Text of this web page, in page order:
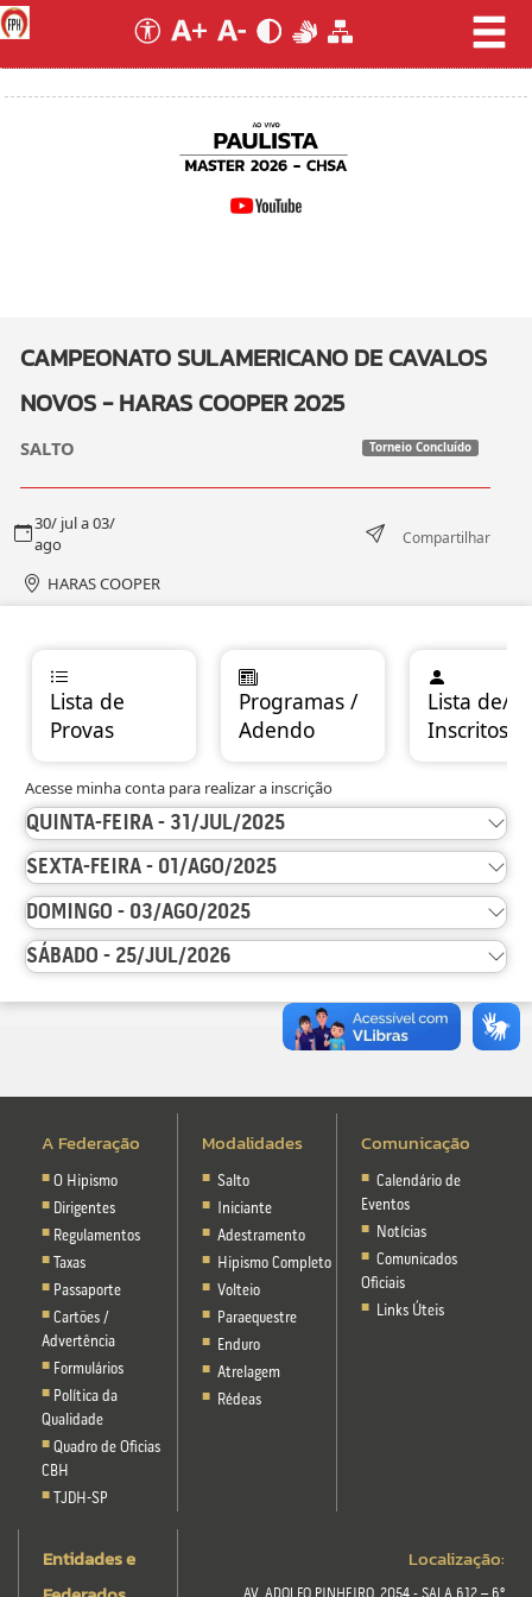
CAMPEONATO SULAMERICANO DE CAVALOS
NOVOS - HARAS COOPER 2025
SALTO Torneio Concluído
30/ jul a 03/
ago
Compartilhar
HARAS COOPER
Lista de
Provas
Programas /
Adendo
Lista de/
Inscritos
Acesse minha conta para realizar a inscrição
QUINTA-FEIRA - 31/JUL/2025
SEXTA-FEIRA - 01/AGO/2025
DOMINGO - 03/AGO/2025
SÁBADO - 25/JUL/2026
A Federação
O Hipismo
Dirigentes
Regulamentos
Taxas
Passaporte
Cartões /
Advertência
Formulários
Política da
Qualidade
Quadro de Oficias
CBH
TJDH-SP
Modalidades
Salto
Iniciante
Adestramento
Hipismo Completo
Volteio
Paraequestre
Enduro
Atrelagem
Rédeas
Comunicação
Calendário de
Eventos
Notícias
Comunicados
Oficiais
Links Úteis
Entidades e
Localização: